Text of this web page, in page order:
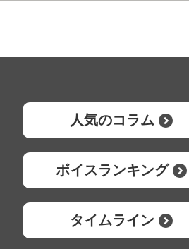
人気のコラム
ボイスランキング
タイムライン